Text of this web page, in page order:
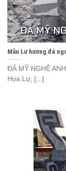
Mẫu Lư hương đá
ĐÁ MỸ NGHỆ
Hoa Lư, [...]